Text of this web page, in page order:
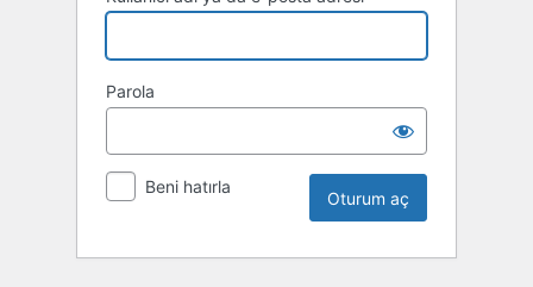
Parola
Beni hatırla